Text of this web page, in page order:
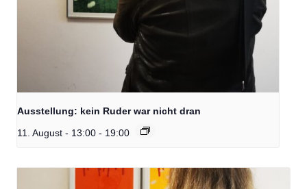
Ausstellung: kein Ruder war nicht dran
11. August - 13:00 - 19:00